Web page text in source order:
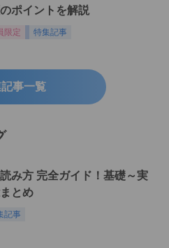
ポイントを解説
限定 特集記事
記事一覧
み方 完全ガイド！基礎～実
とめ
記事